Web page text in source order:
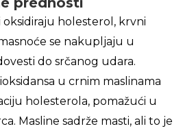
oksidiraju holesterol, krvni
se nakupljaju u
do srčanog udara.
u crnim maslinama
holesterola, pomažući u
Masline sadrže masti, ali to je